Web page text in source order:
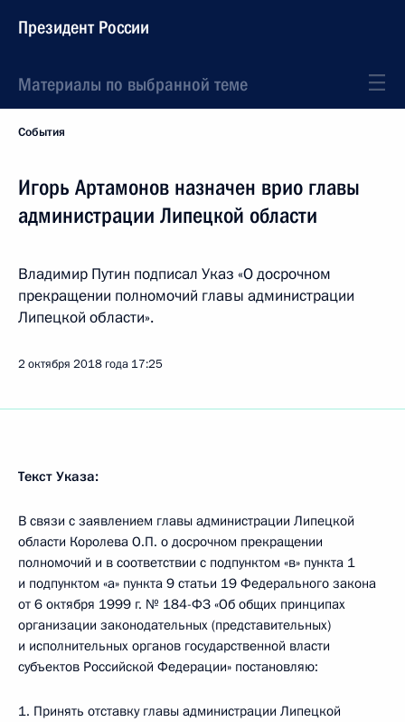
Президент России
Материалы по выбранной теме
События
Игорь Артамонов назначен врио главы
администрации Липецкой области
Владимир Путин подписал Указ «О досрочном
прекращении полномочий главы администрации
Липецкой области».
2 октября 2018 года 17:25
Текст Указа:
В связи с заявлением главы администрации Липецкой
области Королева О.П. о досрочном прекращении
полномочий и в соответствии с подпунктом «в» пункта 1
и подпунктом «а» пункта 9 статьи 19 Федерального закона
от 6 октября 1999 г. № 184-ФЗ «Об общих принципах
организации законодательных (представительных)
и исполнительных органов государственной власти
субъектов Российской Федерации» постановляю:
1. Принять отставку главы администрации Липецкой